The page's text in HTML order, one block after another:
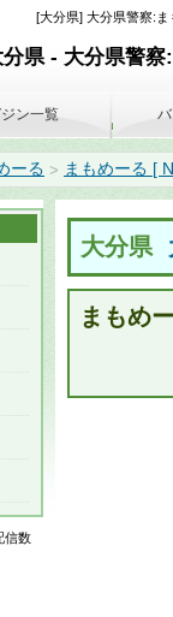
[大分県] 大分県警察:
分県 - 大分県警察
ーる > まもめーる [
大分県
まもめ
ン一覧
信数